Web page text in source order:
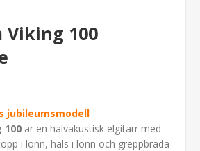
Viking 100
jubileumsmodell
100 är en halvakustisk elgitarr med
i lönn, hals i lönn och greppbräda